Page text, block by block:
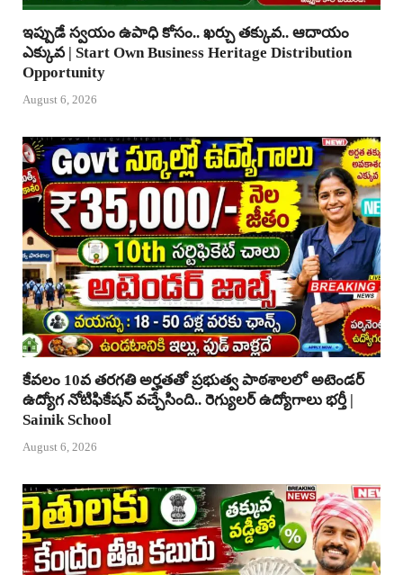
ఇప్పుడే స్వయం ఉపాధి కోసం.. ఖర్చు తక్కువ.. ఆదాయం
ఎక్కువ | Start Own Business Heritage Distribution
Opportunity
August 6, 2026
కేవలం 10వ తరగతి అర్హతతో ప్రభుత్వ పాఠశాలలో అటెండర్
ఉద్యోగ నోటిఫికేషన్ వచ్చేసింది.. రెగ్యులర్ ఉద్యోగాలు భర్తీ |
Sainik School
August 6, 2026